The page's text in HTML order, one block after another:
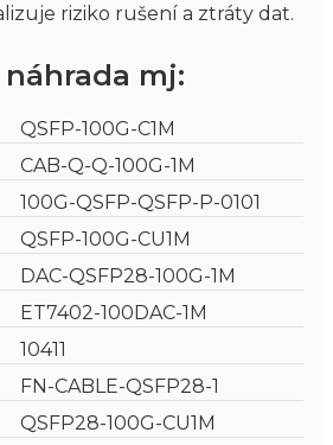
riziko rušení a ztráty dat.
mj:
QSFP-100G-C1M
CAB-Q-Q-100G-1M
100G-QSFP-QSFP-P-0101
QSFP-100G-CU1M
DAC-QSFP28-100G-1M
ET7402-100DAC-1M
10411
FN-CABLE-QSFP28-1
QSFP28-100G-CU1M